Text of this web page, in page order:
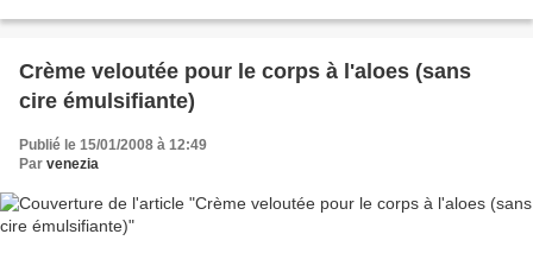
Crème veloutée pour le corps à l'aloes (sans
cire émulsifiante)
Publié le 15/01/2008 à 12:49
Par venezia